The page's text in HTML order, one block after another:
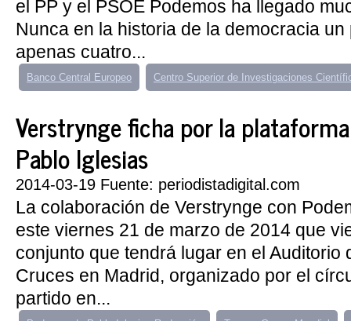
el PP y el PSOE Podemos ha llegado
Nunca en la historia de la democracia un
apenas cuatro...
Banco Central Europeo Centro Superior de Investigaciones
Verstrynge ficha por la
Pablo Iglesias
2014-03-19 Fuente: periodistadigital.com
La colaboración de Verstrynge con
este viernes 21 de marzo de 2014 que
conjunto que tendrá lugar en el Auditorio
Cruces en Madrid, organizado por el
partido en...